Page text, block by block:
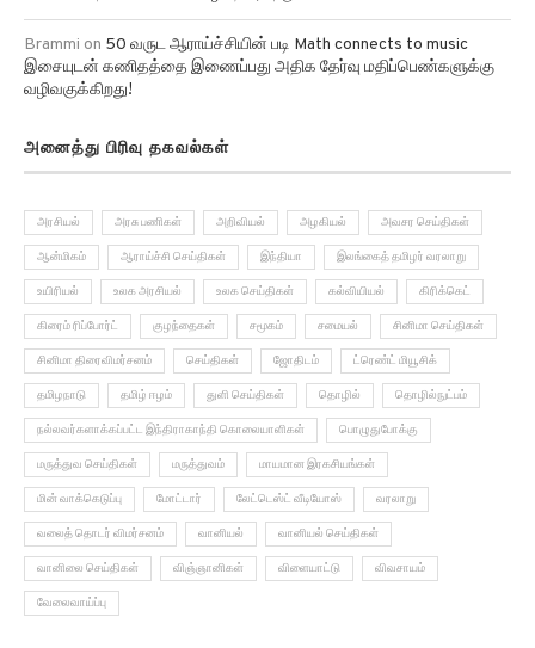
Brammion50 வருட ஆராய்ச்சியின் படி Math connects to music
இசையுடன் கணிதத்தை இணைப்பது அதிக தேர்வு மதிப்பெண்களுக்கு
வழிவகுக்கிறது!
ஆன்மிகம் ஆராய்ச்சி செய்திகள் இந்தியா இலங்கைத் தமிழர் வரலாறு
உயிரியல் உலக அரசியல் உலக செய்திகள் கல்வியியல் கிரிக்கெட்
கிரைம் ரிப்போர்ட் குழந்தைகள் சமூகம் சமையல் சினிமா செய்திகள்
சினிமா திரைவிமர்சனம் செய்திகள் ஜோதிடம் ட்ரெண்ட் மியூசிக்
தமிழநாடு தமிழ் ஈழம் துளி செய்திகள் தொழில் தொழில்நுட்பம்
நல்லவர்களாக்கப்பட்ட இந்திராகாந்தி கொலையாளிகள் பொழுதுபோக்கு
மருத்துவ செய்திகள் மருத்துவம் மாயமான இரகசியங்கள்
மின் வாக்கெடுப்பு மோட்டார் லேட்டெஸ்ட் வீடியோஸ்
வலைத் தொடர் விமர்சனம் வானியல் வானியல் செய்திகள்
வானிலை செய்திகள் விஞ்ஞானிகள் விளையாட்டு விவசாயம்
வேலைவாய்ப்பு